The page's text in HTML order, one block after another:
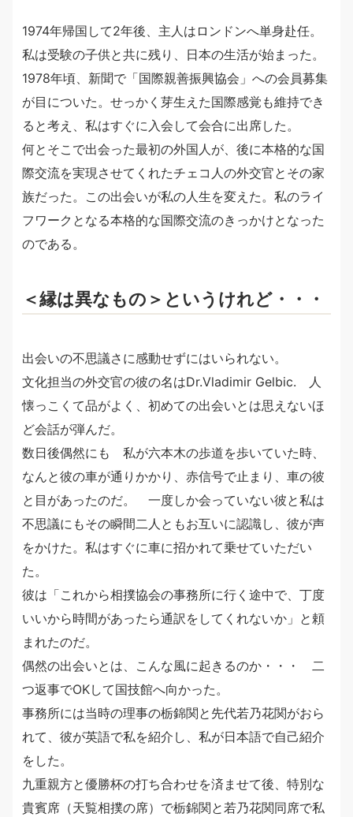
1974年帰国して2年後、主人はロンドンへ単身赴任。
私は受験の子供と共に残り、日本の生活が始まった。
1978年頃、新聞で「国際親善振興協会」への会員募集
が目についた。せっかく芽生えた国際感覚も維持でき
ると考え、私はすぐに入会して会合に出席した。
何とそこで出会った最初の外国人が、後に本格的な国
際交流を実現させてくれたチェコ人の外交官とその家
族だった。この出会いが私の人生を変えた。私のライ
フワークとなる本格的な国際交流のきっかけとなった
のである。
＜縁は異なもの＞というけれど・・・
出会いの不思議さに感動せずにはいられない。
文化担当の外交官の彼の名はDr.Vladimir Gelbic. 人
懐っこくて品がよく、初めての出会いとは思えないほ
ど会話が弾んだ。
数日後偶然にも 私が六本木の歩道を歩いていた時、
なんと彼の車が通りかかり、赤信号で止まり、車の彼
と目があったのだ。 一度しか会っていない彼と私は
不思議にもその瞬間二人ともお互いに認識し、彼が声
をかけた。私はすぐに車に招かれて乗せていただい
た。
彼は「これから相撲協会の事務所に行く途中で、丁度
いいから時間があったら通訳をしてくれないか」と頼
まれたのだ。
偶然の出会いとは、こんな風に起きるのか・・・ 二
つ返事でOKして国技館へ向かった。
事務所には当時の理事の栃錦関と先代若乃花関がおら
れて、彼が英語で私を紹介し、私が日本語で自己紹介
をした。
九重親方と優勝杯の打ち合わせを済ませて後、特別な
貴賓席（天覧相撲の席）で栃錦関と若乃花関同席で私